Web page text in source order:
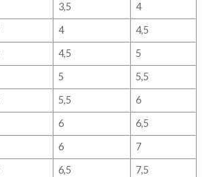
3,5
4
4
4,5
4,5
5
5
5,5
5,5
6
6
6,5
6
7
6,5
7,5